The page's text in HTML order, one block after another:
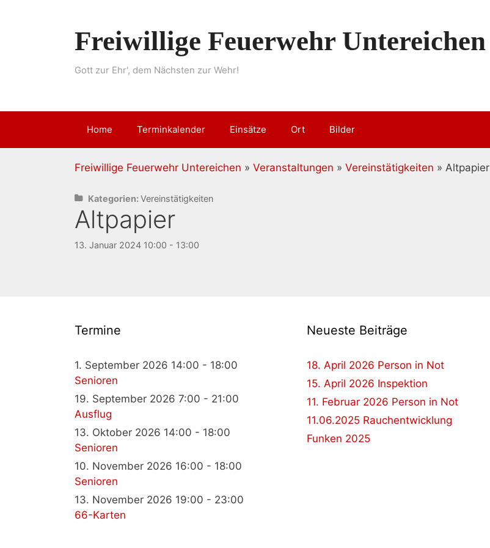
Freiwillige Feuerwehr Untereichen
Gott zur Ehr', dem Nächsten zur Wehr!
Home Terminkalender Einsätze Ort Bilder
Freiwillige Feuerwehr Untereichen » Veranstaltungen » Vereinstätigkeiten » Altpapier
Kategorien:Vereinstätigkeiten
Altpapier
13. Januar 2024 10:00 - 13:00
Termine
1. September 2026 14:00 - 18:00
Senioren
19. September 2026 7:00 - 21:00
Ausflug
13. Oktober 2026 14:00 - 18:00
Senioren
10. November 2026 16:00 - 18:00
Senioren
13. November 2026 19:00 - 23:00
66-Karten
Neueste Beiträge
18. April 2026 Person in Not
15. April 2026 Inspektion
11. Februar 2026 Person in Not
11.06.2025 Rauchentwicklung
Funken 2025